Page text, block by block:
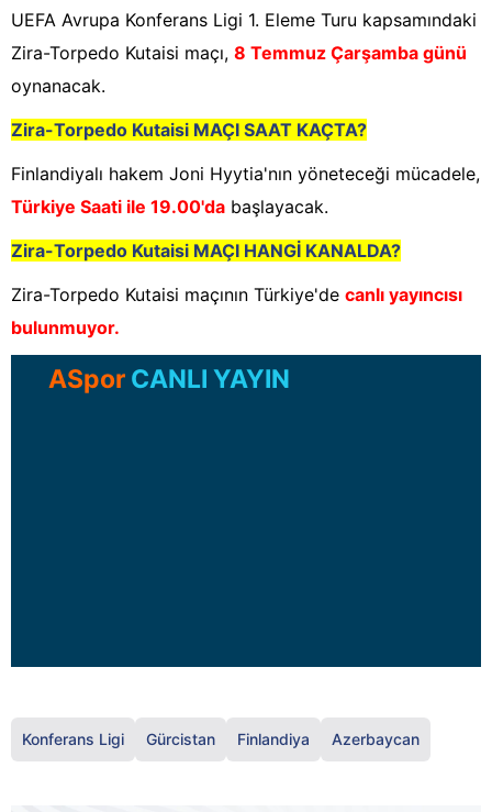
UEFA Avrupa Konferans Ligi 1. Eleme Turu kapsamındaki
Zira-Torpedo Kutaisi maçı, 8 Temmuz Çarşamba günü
oynanacak.
Zira-Torpedo Kutaisi MAÇI SAAT KAÇTA?
Finlandiyalı hakem Joni Hyytia'nın yöneteceği mücadele,
Türkiye Saati ile 19.00'da başlayacak.
Zira-Torpedo Kutaisi MAÇI HANGİ KANALDA?
Zira-Torpedo Kutaisi maçının Türkiye'de canlı yayıncısı
bulunmuyor.
ASpor CANLI YAYIN
Konferans Ligi Gürcistan Finlandiya Azerbaycan